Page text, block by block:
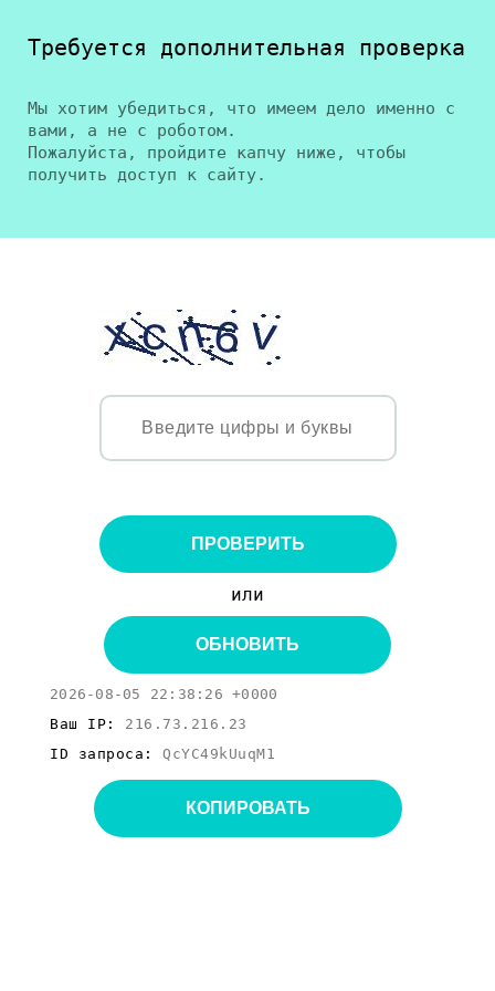
Требуется дополнительная проверка
Мы хотим убедиться, что имеем дело именно с
вами, а не с роботом.
Пожалуйста, пройдите капчу ниже, чтобы
получить доступ к сайту.
ПРОВЕРИТЬ
или
ОБНОВИТЬ
2026-08-05 22:38:26 +0000
Ваш IP: 216.73.216.23
ID запроса: QcYC49kUuqM1
КОПИРОВАТЬ